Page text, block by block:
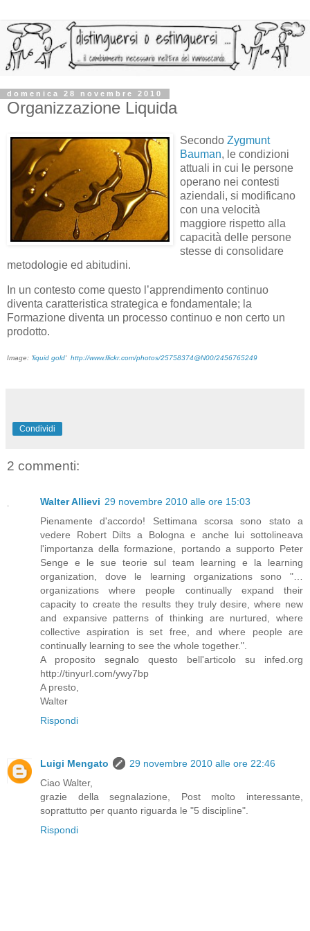
domenica 28 novembre 2010
Organizzazione Liquida
Secondo Zygmunt
Bauman, le condizioni
attuali in cui le persone
operano nei contesti
aziendali, si modificano
con una velocità
maggiore rispetto alla
capacità delle persone
stesse di consolidare
metodologie ed abitudini.
In un contesto come questo l’apprendimento continuo
diventa caratteristica strategica e fondamentale; la
Formazione diventa un processo continuo e non certo un
prodotto.
Image: 'liquid gold' http://www.flickr.com/photos/25758374@N00/2456765249
Condividi
2 commenti:
Walter Allievi 29 novembre 2010 alle ore 15:03
Pienamente d'accordo! Settimana scorsa sono stato a
vedere Robert Dilts a Bologna e anche lui sottolineava
l'importanza della formazione, portando a supporto Peter
Senge e le sue teorie sul team learning e la learning
organization, dove le learning organizations sono "…
organizations where people continually expand their
capacity to create the results they truly desire, where new
and expansive patterns of thinking are nurtured, where
collective aspiration is set free, and where people are
continually learning to see the whole together.".
A proposito segnalo questo bell'articolo su infed.org
http://tinyurl.com/ywy7bp
A presto,
Walter
Rispondi
Luigi Mengato
29 novembre 2010 alle ore 22:46
Ciao Walter,
grazie della segnalazione, Post molto interessante,
soprattutto per quanto riguarda le "5 discipline".
Rispondi